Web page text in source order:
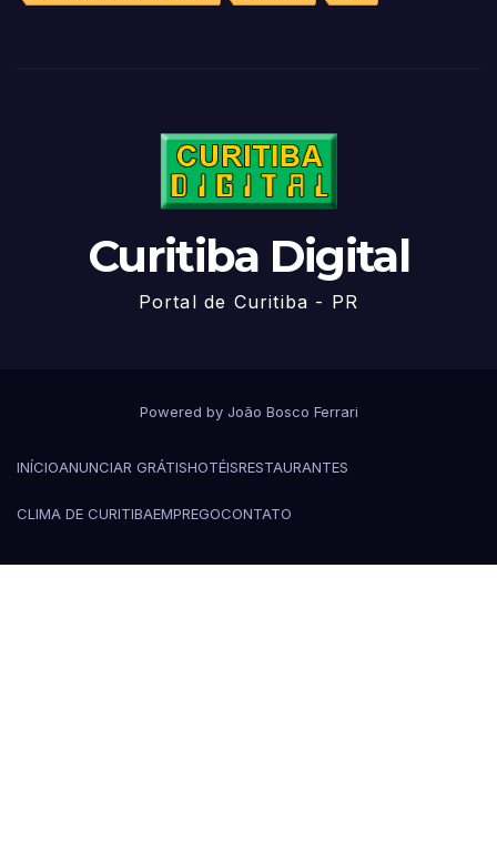
Curitiba Digital
Portal de Curitiba - PR
Powered by João Bosco Ferrari
INÍCIOANUNCIAR GRÁTISHOTÉISRESTAURANTES
CLIMA DE CURITIBAEMPREGOCONTATO